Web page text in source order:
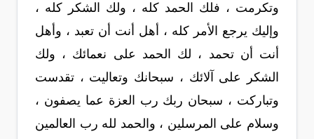
وتكرمت ، فلك الحمد كله ، ولك الشكر كله ،
وإليك يرجع الأمر كله ، أهل أنت أن تعبد ، وأهل
أنت أن تحمد ، لك الحمد على نعمائك ، ولك
الشكر على آلائك ، سبحانك وتعاليت ، تقدست
وتباركت ، سبحان ربك رب العزة عما يصفون ،
وسلام على المرسلين ، والحمد لله رب العالمين